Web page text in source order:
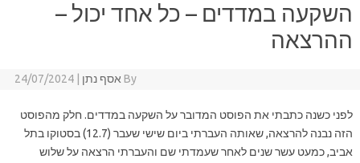
השקעה במדדים – כל אחד יכול –
ההרצאה
By אסף נתן 24/07/2024
לפני כשנה כתבתי את הפוסט המדובר על השקעה במדדים. חלק מהפוסט
הזה נבנה להרצאה, שאותה העברתי ביום שישי שעבר (12.7) בסטוקו בתל
אביב, כמעט עשר שנים לאחר שעמדתי שם והעברתי הרצאה על שלוש